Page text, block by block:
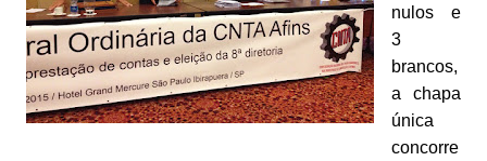
nulos e
3
brancos,
a chapa
única
concorre